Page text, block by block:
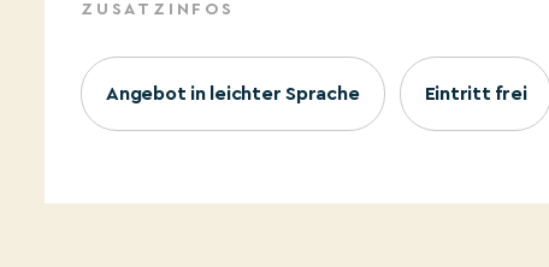
ZUSATZINFOS
Angebot in leichter Sprache Eintritt frei